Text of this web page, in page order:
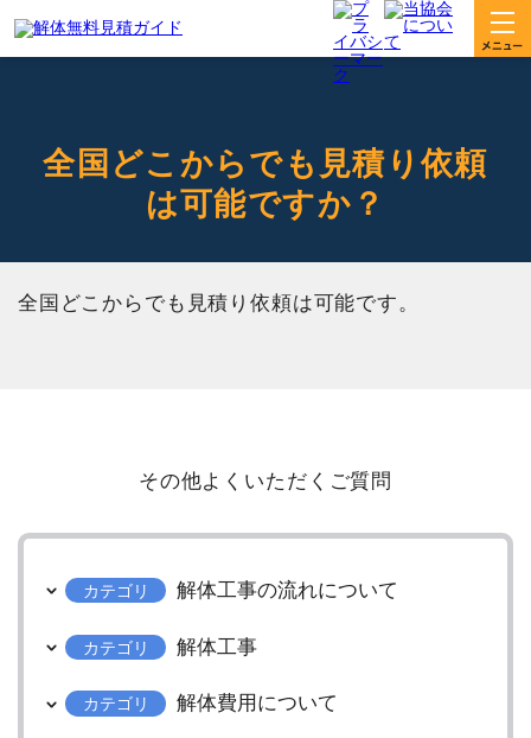
全国どこからでも見積り依頼
は可能ですか？
全国どこからでも見積り依頼は可能です。
その他よくいただくご質問
カテゴリ 解体工事の流れについて
カテゴリ 解体工事
カテゴリ 解体費用について